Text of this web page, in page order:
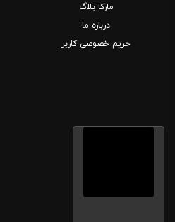
مارکا بلاگ
درباره ما
حریم خصوصی کاربر